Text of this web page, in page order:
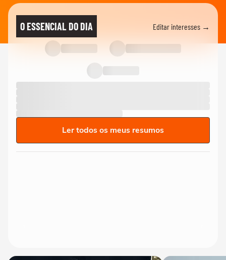
O ESSENCIAL DO DIA Editar interesses →
Ler todos os meus resumos